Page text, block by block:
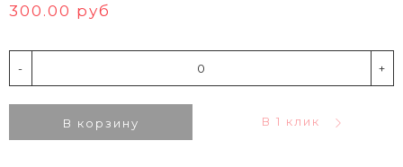
300.00 руб
- +
В корзину В 1 клик